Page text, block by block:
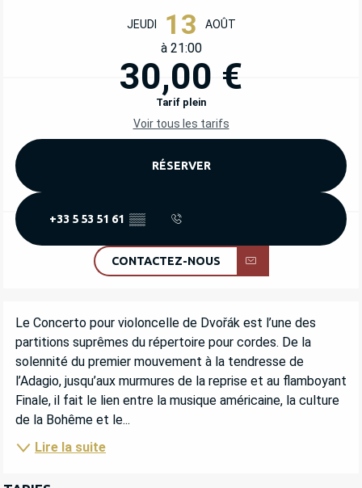
OUVERTURE ET COORDONNÉES
JEUDI 13 AOÛT
à 21:00
30,00 €
Tarif plein
Voir tous les tarifs
RÉSERVER
+33 5 53 51 61 ▒▒
CONTACTEZ-NOUS
DESCRIPTION
Le Concerto pour violoncelle de Dvořák est l’une des
partitions suprêmes du répertoire pour cordes. De la
solennité du premier mouvement à la tendresse de
l’Adagio, jusqu’aux murmures de la reprise et au flamboyant
Finale, il fait le lien entre la musique américaine, la culture
de la Bohême et le...
Lire la suite